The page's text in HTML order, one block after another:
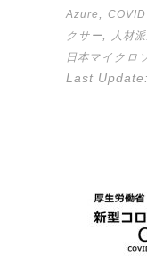
Azure
クサー
人材
日本マイクロ
Last Update: